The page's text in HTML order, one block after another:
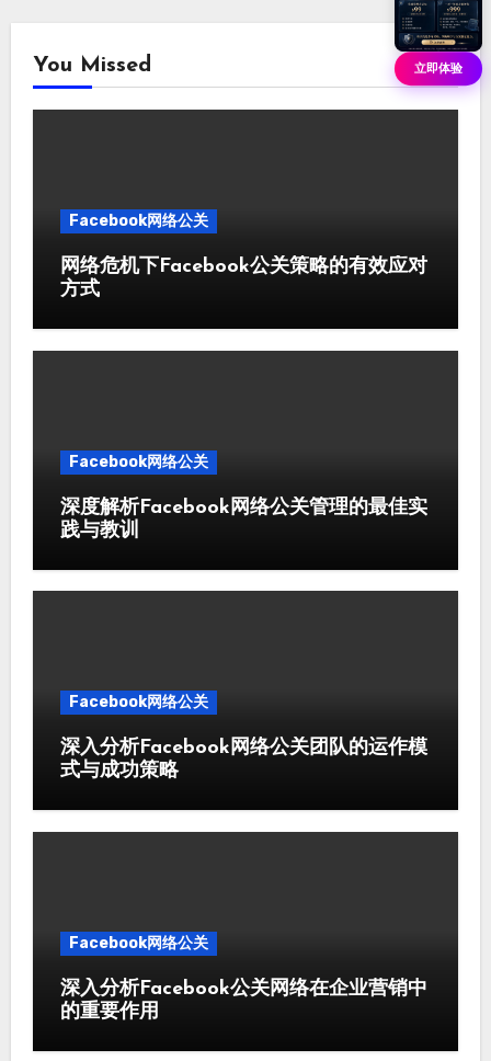
You Missed
Facebook网络公关
网络危机下Facebook公关策略的有效应对
方式
Facebook网络公关
深度解析Facebook网络公关管理的最佳实
践与教训
Facebook网络公关
深入分析Facebook网络公关团队的运作模
式与成功策略
Facebook网络公关
深入分析Facebook公关网络在企业营销中
的重要作用
立即体验